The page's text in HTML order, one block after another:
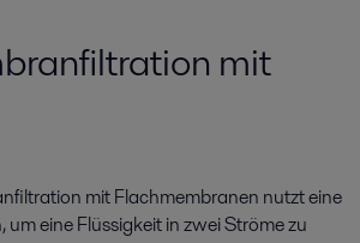
mit
mit Flachmembranen nutzt eine
eine Flüssigkeit in zwei Ströme zu